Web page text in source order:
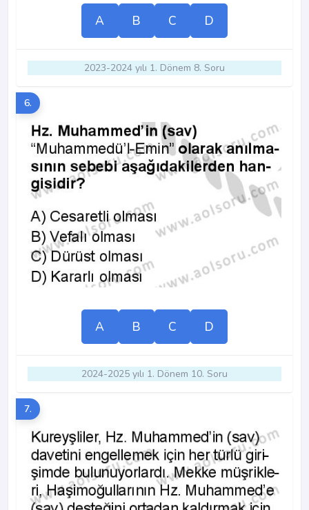
A B C D
2023-2024 yılı 1. Dönem 8. Soru
6.
A B C D
2024-2025 yılı 1. Dönem 10. Soru
7.